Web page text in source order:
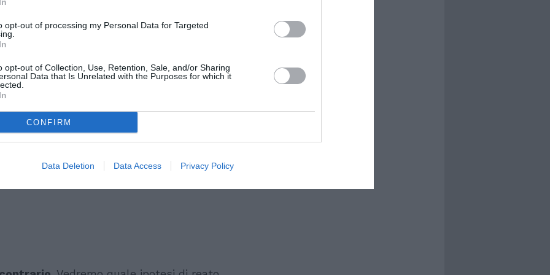
opt-out of processing my Personal Data for Targeted
opt-out of Collection, Use, Retention, Sale, and/or Sharing
Data that Is Unrelated with the Purposes for which it
CONFIRM
Data Deletion Data Access Privacy Policy
per una volta, unabattaglia
al Gloria Coiffeur Beauty Center con i vigili
listino.